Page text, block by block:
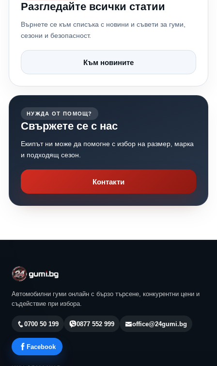
Разгледайте всички статии
Върнете се към списъка с новини и съвети за гуми,
сезони и безопасност.
Към новините
НУЖДА ОТ ПОМОЩ?
Свържете се с нас
Екипът ни може да помогне с избор на размер, марка
и подходящ сезон.
Контакти
Автомобилни гуми онлайн с бързо търсене, конкурентни цени и
съдействие при избора.
0700 50 199 0877 552 999 office@24gumi.bg
Facebook